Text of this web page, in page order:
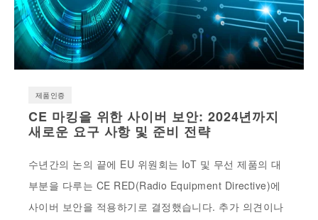
제품인증
CE 마킹을 위한 사이버 보안: 2024년까지
새로운 요구 사항 및 준비 전략
수년간의 논의 끝에 EU 위원회는 IoT 및 무선 제품의 대
부분을 다루는 CE RED(Radio Equipment Directive)에
사이버 보안을 적용하기로 결정했습니다. 추가 의견이나